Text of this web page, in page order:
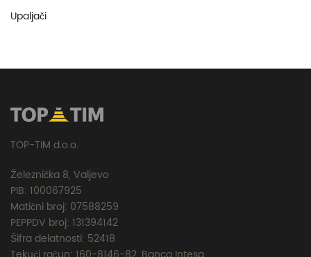
Upaljači
TOP-TIM d.o.o.
Železnička 8, Valjevo
PIB: 100067925
Matični broj: 07588259
PEPPDV broj: 131394142
Šifra delatnosti: 52418